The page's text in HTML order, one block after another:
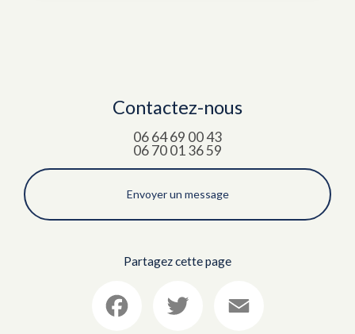
Contactez-nous
06 64 69 00 43
06 70 01 36 59
Envoyer un message
Partagez cette page